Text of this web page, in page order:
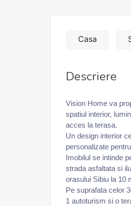
Casa
Descriere
Vision Home va
spatiul interior,
acces la terasa.
Un design interior
personalizate
Imobilul se intinde
strada asfaltata si
orasului Sibiu la 10
Pe suprafata celor
1 autoturism si o